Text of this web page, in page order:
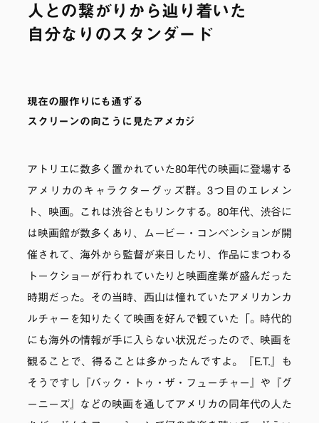
人との繋がりから辿り着いた
自分なりのスタンダード
現在の服作りにも通ずる
スクリーンの向こうに見たアメカジ
アトリエに数多く置かれていた80年代の映画に登場する
アメリカのキャラクターグッズ群。3つ目のエレメン
ト、映画。これは渋谷ともリンクする。80年代、渋谷に
は映画館が数多くあり、ムービー・コンベンションが開
催されて、海外から監督が来日したり、作品にまつわる
トークショーが行われていたりと映画産業が盛んだった
時期だった。その当時、西山は憧れていたアメリカンカ
ルチャーを知りたくて映画を好んで観ていた「。時代的
にも海外の情報が手に入らない状況だったので、映画を
観ることで、得ることは多かったんですよ。『E.T.』も
そうですし『バック・トゥ・ザ・フューチャー』や『グ
ーニーズ』などの映画を通してアメリカの同年代の人た